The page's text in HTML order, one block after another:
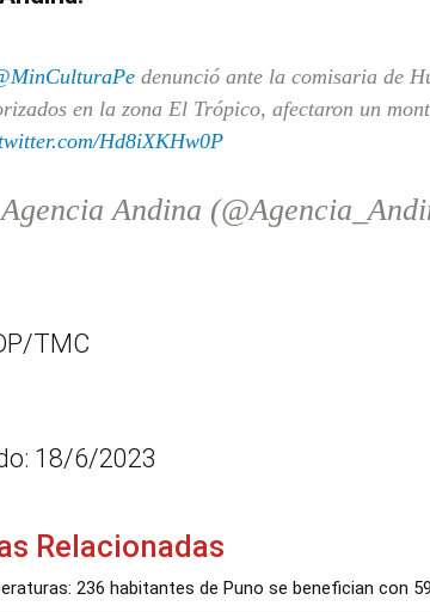
denunció ante la comisaria de
en la zona El Trópico, afectaron un
Hd8iXKHw0P
Andina
TMC
18/6/2023
Relacionadas
236 habitantes de Puno se benefician con